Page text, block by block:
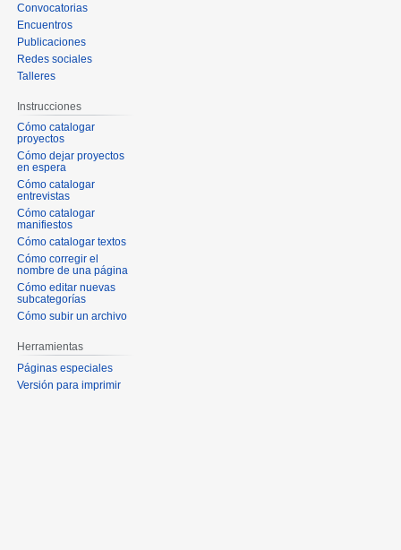
Convocatorias
Encuentros
Publicaciones
Redes sociales
Talleres
Instrucciones
Cómo catalogar
proyectos
Cómo dejar proyectos
en espera
Cómo catalogar
entrevistas
Cómo catalogar
manifiestos
Cómo catalogar textos
Cómo corregir el
nombre de una página
Cómo editar nuevas
subcategorías
Cómo subir un archivo
Herramientas
Páginas especiales
Versión para imprimir